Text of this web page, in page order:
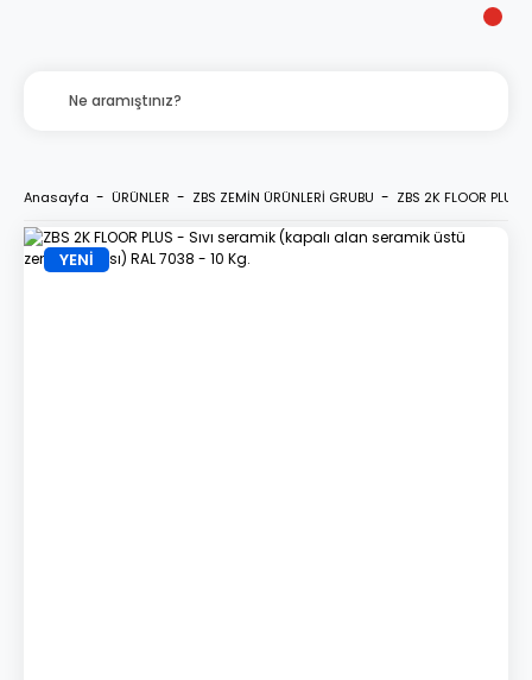
Anasayfa ÜRÜNLER ZBS ZEMİN ÜRÜNLERİ GRUBU ZBS 2K FLOOR
YENİ